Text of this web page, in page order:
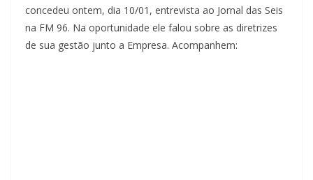
concedeu ontem, dia 10/01, entrevista ao Jornal das Seis
na FM 96. Na oportunidade ele falou sobre as diretrizes
de sua gestão junto a Empresa. Acompanhem: